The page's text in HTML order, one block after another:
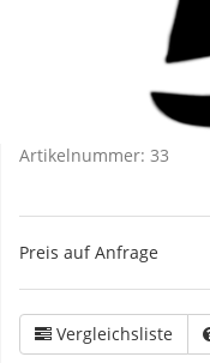
Artikelnummer: 33
Preis auf Anfrage
Vergleichsliste